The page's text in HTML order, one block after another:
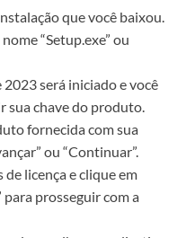
que você baixou.
“Setup.exe” ou
será iniciado e você
sua chave do produto.
fornecida com sua
ou “Continuar”.
de licença e clique em
para prosseguir com a